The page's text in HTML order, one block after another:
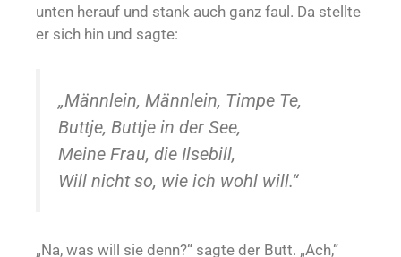
unten herauf und stank auch ganz faul. Da stellte
er sich hin und sagte:
„Männlein, Männlein, Timpe Te,
Buttje, Buttje in der See,
Meine Frau, die Ilsebill,
Will nicht so, wie ich wohl will.“
„Na, was will sie denn?“ sagte der Butt. „Ach,“